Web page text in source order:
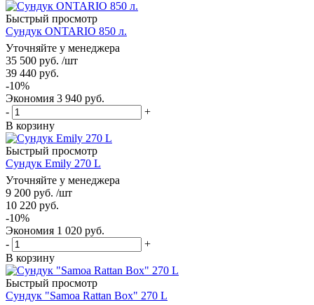
Быстрый просмотр
Сундук ONTARIO 850 л.
Уточняйте у менеджера
35 500 руб. /шт
39 440 руб.
-10%
Экономия 3 940 руб.
-
+
В корзину
Быстрый просмотр
Сундук Emily 270 L
Уточняйте у менеджера
9 200 руб. /шт
10 220 руб.
-10%
Экономия 1 020 руб.
-
+
В корзину
Быстрый просмотр
Сундук "Samoa Rattan Box" 270 L